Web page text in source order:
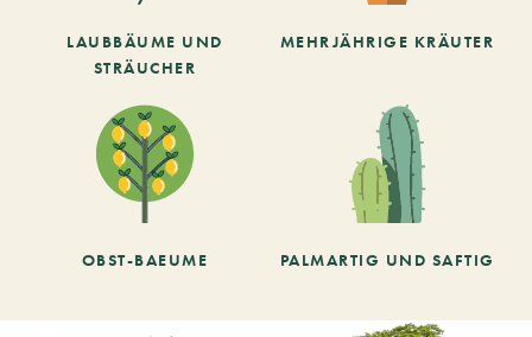
LAUBBÄUME UND
STRÄUCHER
MEHRJÄHRIGE KRÄUTER
OBST-BAEUME PALMARTIG UND SAFTIG